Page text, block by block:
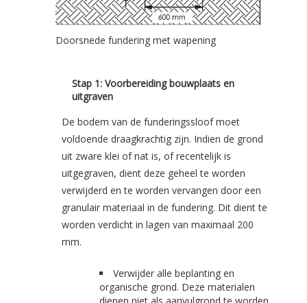
Doorsnede fundering met wapening
Stap 1: Voorbereiding bouwplaats en
uitgraven
De bodem van de funderingssloof moet
voldoende draagkrachtig zijn. Indien de grond
uit zware klei of nat is, of recentelijk is
uitgegraven, dient deze geheel te worden
verwijderd en te worden vervangen door een
granulair materiaal in de fundering. Dit dient te
worden verdicht in lagen van maximaal 200
mm.
Verwijder alle beplanting en
organische grond. Deze materialen